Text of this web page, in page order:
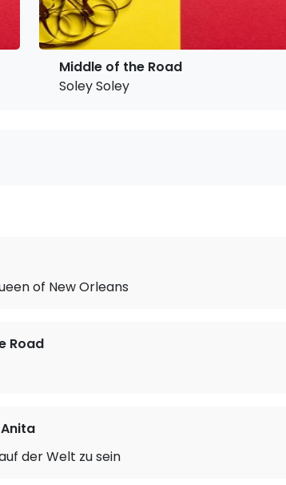
Middle of the Road
Soley Soley
of New Orleans
Road
der Welt zu sein